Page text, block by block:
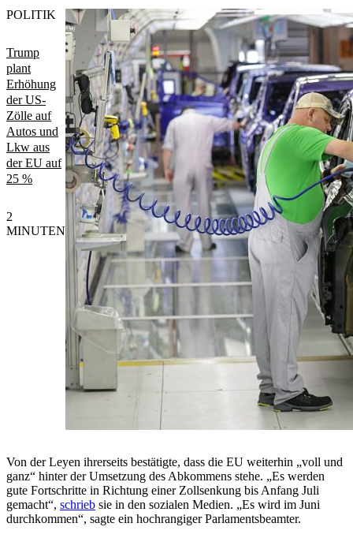
Trump
plant
Erhöhung
der US-
Zölle auf
Autos und
Lkw aus
der EU auf
25 %
POLITIK
2
MINUTEN
Von der Leyen ihrerseits bestätigte, dass die EU weiterhin „voll und
ganz“ hinter der Umsetzung des Abkommens stehe. „Es werden
gute Fortschritte in Richtung einer Zollsenkung bis Anfang Juli
gemacht“, schrieb sie in den sozialen Medien. „Es wird im Juni
durchkommen“, sagte ein hochrangiger Parlamentsbeamter.